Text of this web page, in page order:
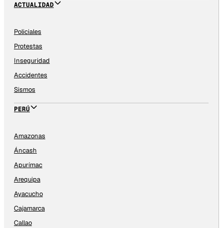
ACTUALIDAD
Policiales
Protestas
Inseguridad
Accidentes
Sismos
PERÚ
Amazonas
Áncash
Apurímac
Arequipa
Ayacucho
Cajamarca
Callao